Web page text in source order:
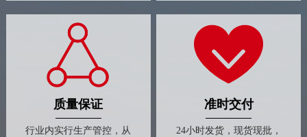
质量保证
行业内实行生产管控，从
准时交付
24小时发货，现货现批，